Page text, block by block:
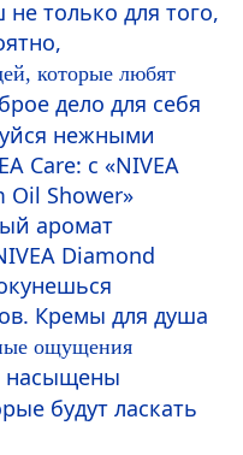
только для того,
которые любят
дело для себя
нежными
Care: с «NIVEA
Oil Shower»
аромат
Diamond
Кремы для душа
ощущения
насыщены
будут ласкать